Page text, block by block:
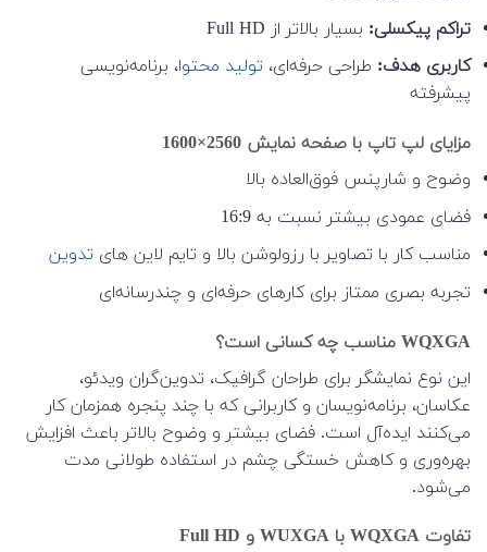
تراکم پیکسلی: بسیار بالاتر از Full HD
کاربری هدف: طراحی حرفه‌ای، تولید محتوا، برنامه‌نویسی
پیشرفته
مزایای لپ تاپ با صفحه نمایش 2560×1600
وضوح و شارپنس فوق‌العاده بالا
فضای عمودی بیشتر نسبت به 16:9
مناسب کار با تصاویر با رزولوشن بالا و تایم لاین های تدوین
تجربه بصری ممتاز برای کارهای حرفه‌ای و چندرسانه‌ای
WQXGA مناسب چه کسانی است؟
این نوع نمایشگر برای طراحان گرافیک، تدوین‌گران ویدئو،
عکاسان، برنامه‌نویسان و کاربرانی که با چند پنجره همزمان کار
می‌کنند ایده‌آل است. فضای بیشتر و وضوح بالاتر باعث افزایش
بهره‌وری و کاهش خستگی چشم در استفاده طولانی مدت
می‌شود.
تفاوت WQXGA با WUXGA و Full HD